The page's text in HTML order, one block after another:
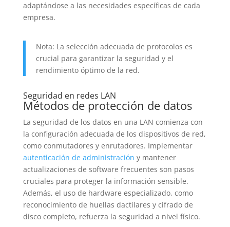
adaptándose a las necesidades específicas de cada
empresa.
Nota: La selección adecuada de protocolos es
crucial para garantizar la seguridad y el
rendimiento óptimo de la red.
Seguridad en redes LAN
Métodos de protección de datos
La seguridad de los datos en una LAN comienza con
la configuración adecuada de los dispositivos de red,
como conmutadores y enrutadores. Implementar
autenticación de administración y mantener
actualizaciones de software frecuentes son pasos
cruciales para proteger la información sensible.
Además, el uso de hardware especializado, como
reconocimiento de huellas dactilares y cifrado de
disco completo, refuerza la seguridad a nivel físico.